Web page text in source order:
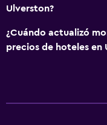
Ulverston?
¿Cuándo actualizó
precios de hoteles en